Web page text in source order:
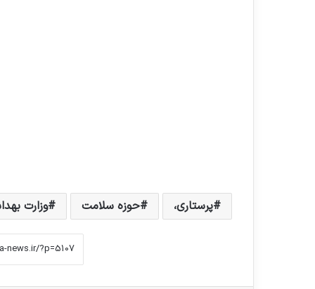
پرستاری، حوزه سلامت وزارت